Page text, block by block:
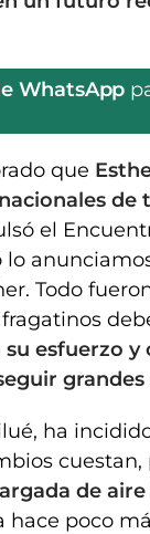
WhatsApp
que
el
lo
Todo
su esfuerzo y
grandes
ha
cuestan,
de
hace poco